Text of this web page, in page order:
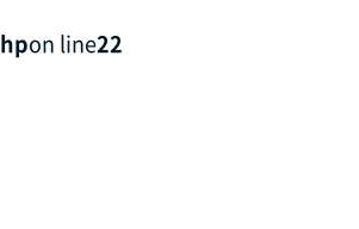
on line22